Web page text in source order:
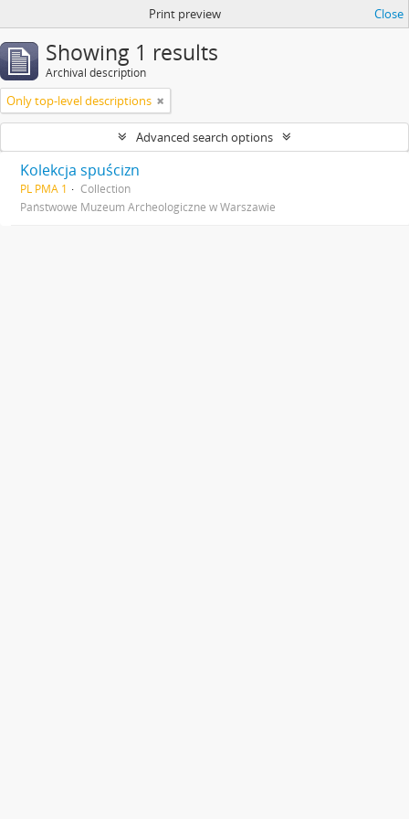
Print preview Close
Showing 1 results
Archival description
Only top-level descriptions
Advanced search options
Kolekcja spuścizn
PL PMA 1
Collection
Państwowe Muzeum Archeologiczne w Warszawie